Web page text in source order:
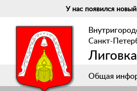
У нас появился
Санкт-
Общая